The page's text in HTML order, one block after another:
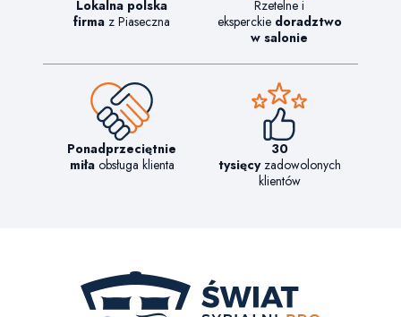
Lokalna polska
firma z Piaseczna
Rzetelne i
eksperckie doradztwo
w salonie
Ponadprzeciętnie
miła obsługa klienta
30
tysięcyzadowolonych
klientów